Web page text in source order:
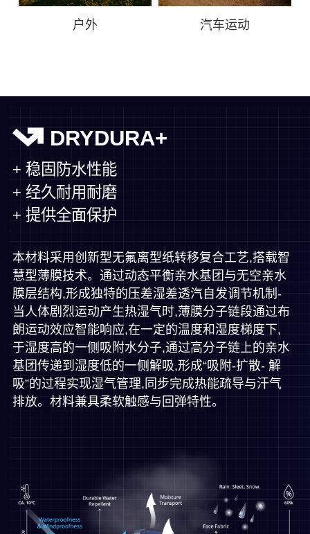
户外 汽车运动
DRYDURA+
+ 稳固防水性能
+ 经久耐用耐磨
+ 提供全面保护
本材料采用创新型无氟离型纸转移复合工艺,搭载智
慧型薄膜技术。通过动态平衡亲水基团与无空亲水
膜层结构,形成独特的压差湿差透汽自发调节机制-
当人体剧烈运动产生热湿气时,薄膜分子链段通过布
朗运动效应智能响应,在一定的温度和湿度梯度下,
于湿度高的一侧吸附水分子,通过高分子链上的亲水
基团传递到湿度低的一侧解吸,形成“吸附-扩散- 解
吸”的过程实现湿气管理,同步完成热能疏导与汗气
排放。材料兼具柔软触感与回弹特性。